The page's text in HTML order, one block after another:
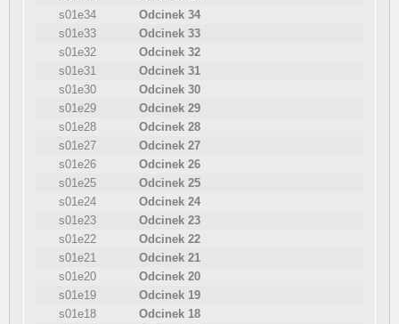
s01e34
Odcinek 34
s01e33
Odcinek 33
s01e32
Odcinek 32
s01e31
Odcinek 31
s01e30
Odcinek 30
s01e29
Odcinek 29
s01e28
Odcinek 28
s01e27
Odcinek 27
s01e26
Odcinek 26
s01e25
Odcinek 25
s01e24
Odcinek 24
s01e23
Odcinek 23
s01e22
Odcinek 22
s01e21
Odcinek 21
s01e20
Odcinek 20
s01e19
Odcinek 19
s01e18
Odcinek 18